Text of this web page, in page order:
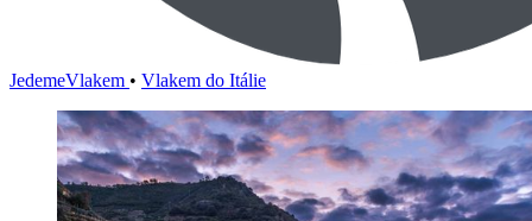
JedemeVlakem • Vlakem do Itálie